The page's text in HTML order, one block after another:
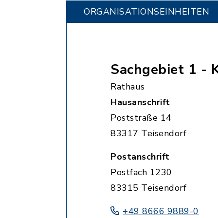
ORGANISATIONS­EINHEITEN
Sachgebiet 1 -
Rathaus
Hausanschrift
Poststraße 14
83317 Teisendorf
Postanschrift
Postfach 1230
83315 Teisendorf
+49 8666 9889-0